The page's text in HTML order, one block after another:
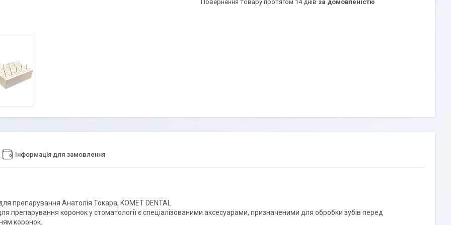
повернення товару протягом 14 днів за домовленістю
Інформація для замовлення
препарування Анатолія Токара, KOMET DENTAL
препарування коронок у стоматології є спеціалізованими аксесуарами, призначеними для обробки зубів перед
коронок.